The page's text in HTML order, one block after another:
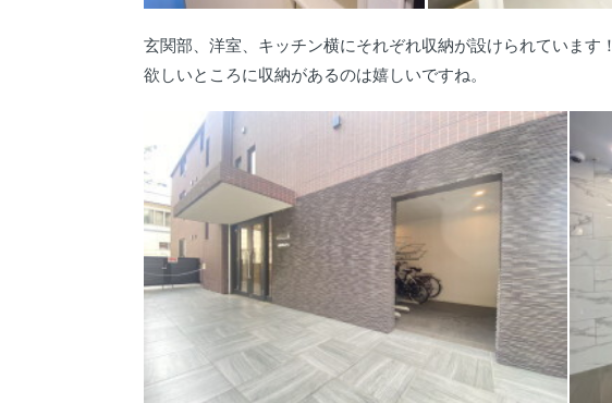
玄関部、洋室、キッチン横にそれぞれ収納が設けられています！
欲しいところに収納があるのは嬉しいですね。